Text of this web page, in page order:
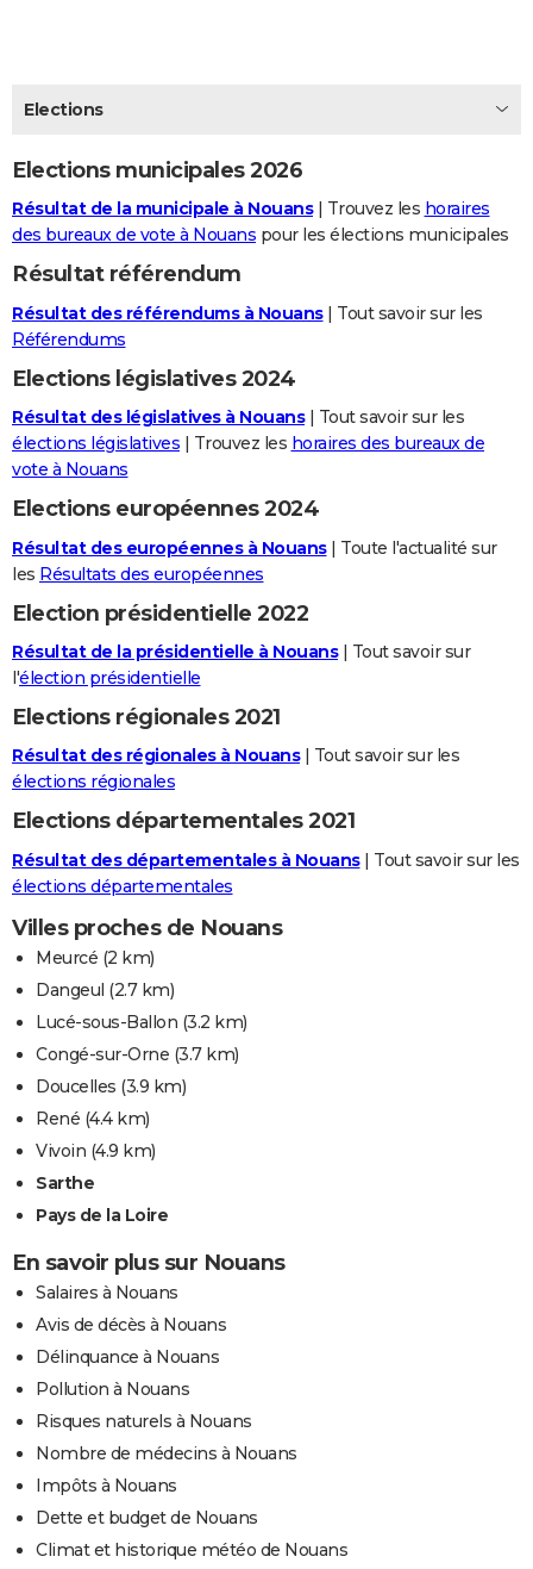
CARTE DE VOEUX
Carte de Noël
Carte Bonne année
Carte Saint-Valentin
Carte Pâques
Carte d'anniversaire
DICTIONNAIRE
Dictionnaire
Biographies
Citations
Expressions
Proverbes
PROGRAMME TV
COPAINS D'AVANT
AVIS DE DÉCÈS
FORUM
Bricolage
Lifestyle
Culture
Sport
Auto
Television
Voyage
Cinema
Elections
Elections municipales 2026
Résultat de la municipale à Nouans| Trouvez les horaires
des bureaux de vote à Nouans pour les élections municipales
Résultat référendum
Résultat des référendums à Nouans| Tout savoir sur les
Référendums
Elections législatives 2024
Résultat des législatives à Nouans| Tout savoir sur les
élections législatives | Trouvez les horaires des bureaux de
vote à Nouans
Elections européennes 2024
Résultat des européennes à Nouans| Toute l'actualité sur
les Résultats des européennes
Election présidentielle 2022
Résultat de la présidentielle à Nouans| Tout savoir sur
l'élection présidentielle
Elections régionales 2021
Résultat des régionales à Nouans| Tout savoir sur les
élections régionales
Elections départementales 2021
Résultat des départementales à Nouans| Tout savoir sur les
élections départementales
Villes proches de Nouans
Meurcé (2 km)
Dangeul (2.7 km)
Lucé-sous-Ballon (3.2 km)
Congé-sur-Orne (3.7 km)
Doucelles (3.9 km)
René (4.4 km)
Vivoin (4.9 km)
Sarthe
Pays de la Loire
En savoir plus sur Nouans
Salaires à Nouans
Avis de décès à Nouans
Délinquance à Nouans
Pollution à Nouans
Risques naturels à Nouans
Nombre de médecins à Nouans
Impôts à Nouans
Dette et budget de Nouans
Climat et historique météo de Nouans